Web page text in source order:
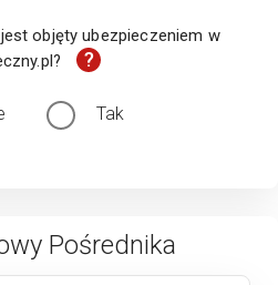
objęty ubezpieczeniem w
?
Tak
Pośrednika